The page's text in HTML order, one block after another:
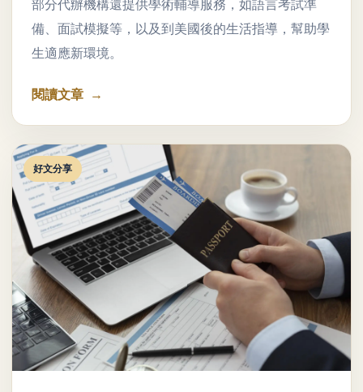
部分代辦機構還提供學術輔導服務，如語言考試準
備、面試模擬等，以及到美國後的生活指導，幫助學
生適應新環境。
閱讀文章
好文分享